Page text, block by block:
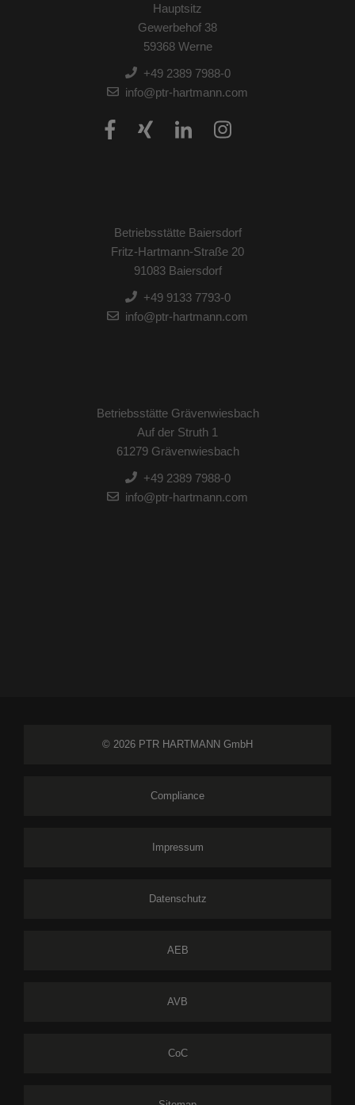
Hauptsitz
Gewerbehof 38
59368 Werne
+49 2389 7988-0
info@ptr-hartmann.com
Betriebsstätte Baiersdorf
Fritz-Hartmann-Straße 20
91083 Baiersdorf
+49 9133 7793-0
info@ptr-hartmann.com
Betriebsstätte Grävenwiesbach
Auf der Struth 1
61279 Grävenwiesbach
+49 2389 7988-0
info@ptr-hartmann.com
© 2026 PTR HARTMANN GmbH
Compliance
Impressum
Datenschutz
AEB
AVB
CoC